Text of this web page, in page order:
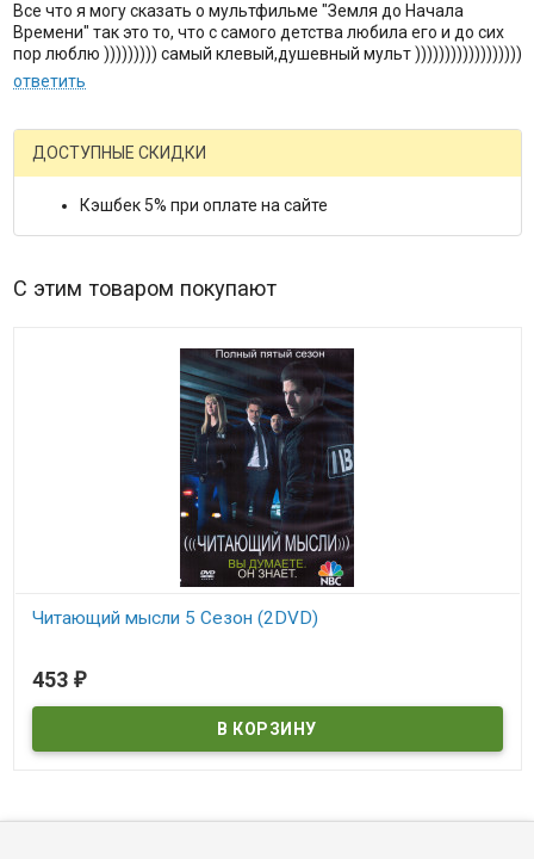
Все что я могу сказать о мультфильме "Земля до Начала
Времени" так это то, что с самого детства любила его и до сих
пор люблю ))))))))) самый клевый,душевный мульт ))))))))))))))))))
ответить
ДОСТУПНЫЕ СКИДКИ
Кэшбек 5% при оплате на сайте
С этим товаром покупают
Читающий мысли 5 Сезон (2DVD)
453 ₽